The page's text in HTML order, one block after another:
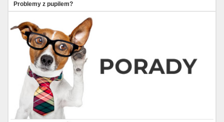
Problemy z pupilem?